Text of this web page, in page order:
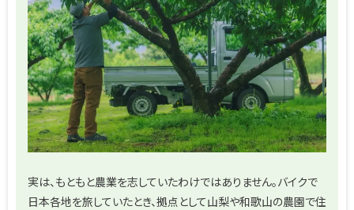
実は、もともと農業を志していたわけではありません。バイクで
日本各地を旅していたとき、拠点として山梨や和歌山の農園で住